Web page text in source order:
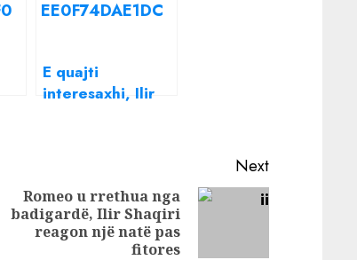
E quajti
interesaxhi, Ilir
e këtij të fundit
Previous
post:
Next
Next
post:
Romeo u rrethua nga
badigardë, Ilir Shaqiri
reagon një natë pas
fitores